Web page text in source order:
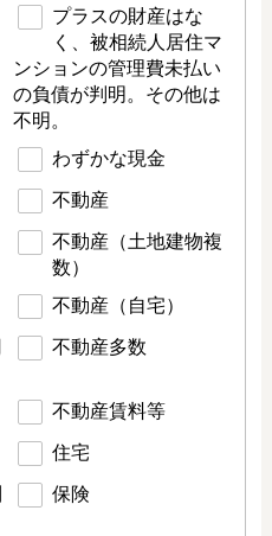
プラスの財産はな
く、被相続人居住マ
ンションの管理費未払い
の負債が判明。その他は
不明。
わずかな現金
不動産
不動産（土地建物複
数）
不動産（自宅）
不動産多数
不動産賃料等
住宅
保険